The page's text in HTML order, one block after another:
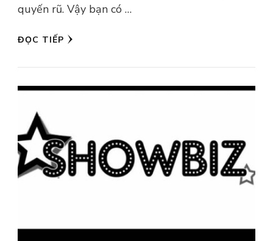
quyến rũ. Vậy bạn có …
ĐỌC TIẾP